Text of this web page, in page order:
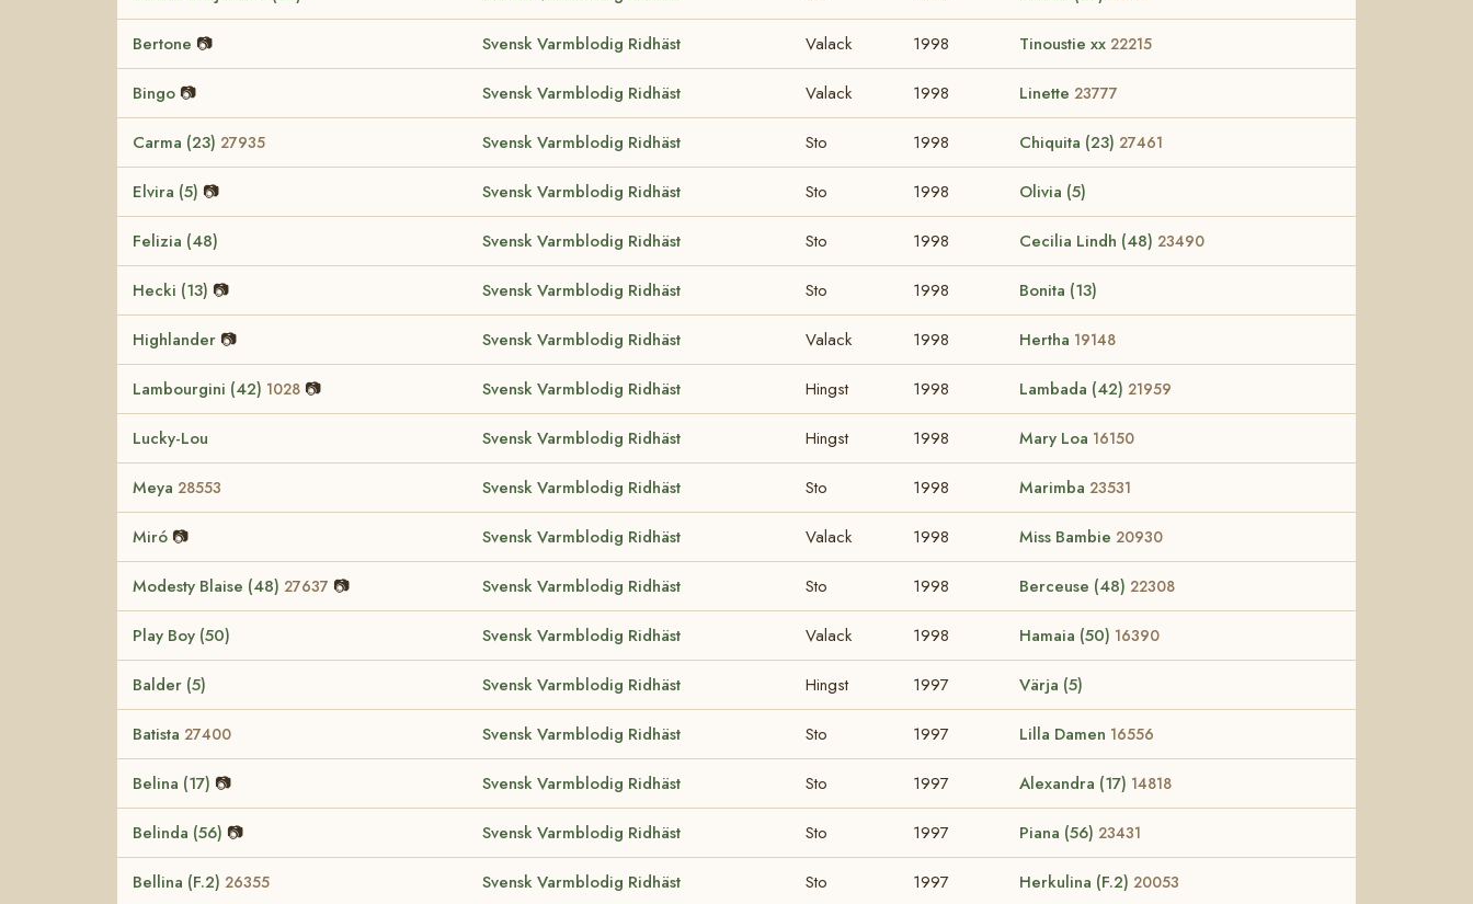
Bertone 📷 Svensk Varmblodig Ridhäst Valack 1998 Tinoustie xx 22215
Bingo 📷 Svensk Varmblodig Ridhäst Valack 1998 Linette 23777
Carma (23) 27935 Svensk Varmblodig Ridhäst Sto 1998 Chiquita (23) 27461
Elvira (5) 📷 Svensk Varmblodig Ridhäst Sto 1998 Olivia (5)
Felizia (48) Svensk Varmblodig Ridhäst Sto 1998 Cecilia Lindh (48) 23490
Hecki (13) 📷 Svensk Varmblodig Ridhäst Sto 1998 Bonita (13)
Highlander 📷 Svensk Varmblodig Ridhäst Valack 1998 Hertha 19148
Lambourgini (42) 1028 📷 Svensk Varmblodig Ridhäst Hingst 1998 Lambada (42) 21959
Lucky-Lou Svensk Varmblodig Ridhäst Hingst 1998 Mary Loa 16150
Meya 28553 Svensk Varmblodig Ridhäst Sto 1998 Marimba 23531
Miró 📷 Svensk Varmblodig Ridhäst Valack 1998 Miss Bambie 20930
Modesty Blaise (48) 27637 📷 Svensk Varmblodig Ridhäst Sto 1998 Berceuse (48) 22308
Play Boy (50) Svensk Varmblodig Ridhäst Valack 1998 Hamaia (50) 16390
Balder (5) Svensk Varmblodig Ridhäst Hingst 1997 Värja (5)
Batista 27400 Svensk Varmblodig Ridhäst Sto 1997 Lilla Damen 16556
Belina (17) 📷 Svensk Varmblodig Ridhäst Sto 1997 Alexandra (17) 14818
Belinda (56) 📷 Svensk Varmblodig Ridhäst Sto 1997 Piana (56) 23431
Bellina (F.2) 26355 Svensk Varmblodig Ridhäst Sto 1997 Herkulina (F.2) 20053